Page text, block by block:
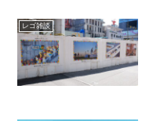
レゴ雑談